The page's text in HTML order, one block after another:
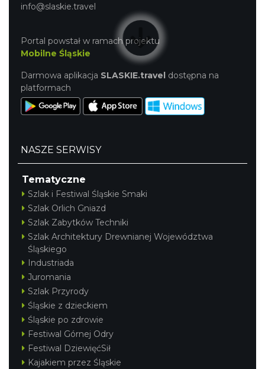
info@slaskie.travel
Portal powstał w ramach projektu
Mobilne Śląskie
Darmowa aplikacja SLASKIE.travel dostępna na
platformach
NASZE SERWISY
Tematyczne
Szlak i Festiwal Śląskie Smaki
Szlak Orlich Gniazd
Szlak Zabytków Techniki
Szlak Architektury Drewnianej Województwa
Śląskiego
Industriada
Juromania
Szlak Przyrody
Śląskie z dzieckiem
Śląskie po zdrowie
Festiwal Górnej Odry
Festiwal DziewięćSił
Kajakiem przez Śląskie